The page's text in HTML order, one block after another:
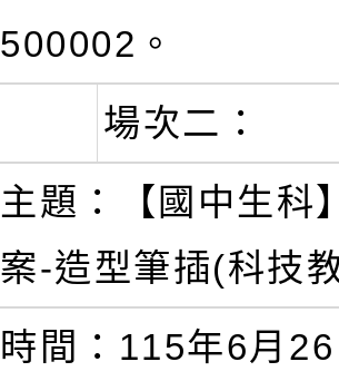
500002。
場次二：
主題：【國中生科
案-造型筆插(科技
時間：115年6月